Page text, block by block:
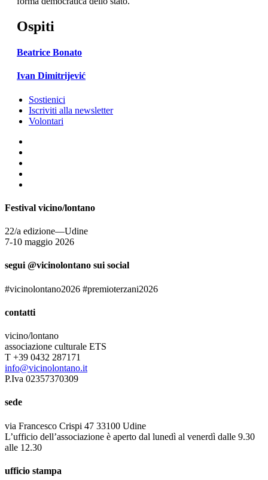
Ospiti
Beatrice Bonato
Ivan Dimitrijević
Sostienici
Iscriviti alla newsletter
Volontari
Festival vicino/lontano
22/a edizione—Udine
7-10 maggio 2026
segui @vicinolontano sui social
#vicinolontano2026 #premioterzani2026
contatti
vicino/lontano
associazione culturale ETS
T +39 0432 287171
info@vicinolontano.it
P.Iva 02357370309
sede
via Francesco Crispi 47 33100 Udine
L’ufficio dell’associazione è aperto dal lunedì al venerdì dalle 9.30
alle 12.30
ufficio stampa